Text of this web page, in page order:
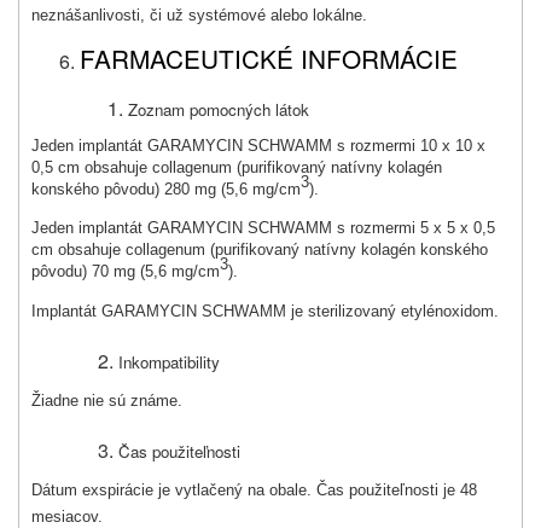
neznášanlivosti, či už systémové alebo lokálne.
FARMACEUTICKÉ INFORMÁCIE
Zoznam pomocných látok
Jeden implantát GARAMYCIN SCHWAMM s rozmermi 10 x 10 x
0,5 cm obsahuje collagenum (purifikovaný natívny kolagén
konského pôvodu) 280 mg (5,6 mg/cm3).
Jeden implantát GARAMYCIN SCHWAMM s rozmermi 5 x 5 x 0,5
cm obsahuje collagenum (purifikovaný natívny kolagén konského
pôvodu) 70 mg (5,6 mg/cm3).
Implantát GARAMYCIN SCHWAMM je sterilizovaný etylénoxidom.
Inkompatibility
Žiadne nie sú známe.
Čas použiteľnosti
Dátum exspirácie je vytlačený na obale. Čas použiteľnosti je 48
mesiacov.